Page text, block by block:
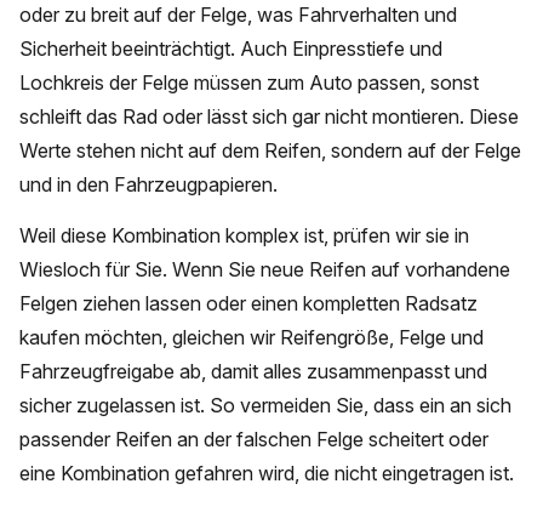
oder zu breit auf der Felge, was Fahrverhalten und
Sicherheit beeinträchtigt. Auch Einpresstiefe und
Lochkreis der Felge müssen zum Auto passen, sonst
schleift das Rad oder lässt sich gar nicht montieren. Diese
Werte stehen nicht auf dem Reifen, sondern auf der Felge
und in den Fahrzeugpapieren.
Weil diese Kombination komplex ist, prüfen wir sie in
Wiesloch für Sie. Wenn Sie neue Reifen auf vorhandene
Felgen ziehen lassen oder einen kompletten Radsatz
kaufen möchten, gleichen wir Reifengröße, Felge und
Fahrzeugfreigabe ab, damit alles zusammenpasst und
sicher zugelassen ist. So vermeiden Sie, dass ein an sich
passender Reifen an der falschen Felge scheitert oder
eine Kombination gefahren wird, die nicht eingetragen ist.